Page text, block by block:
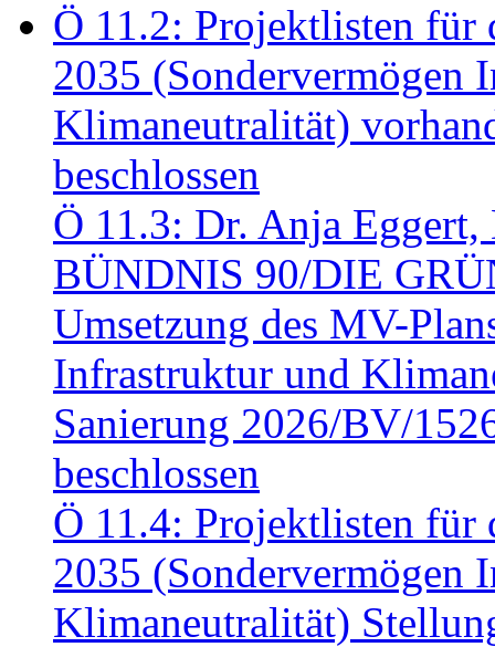
Ö 11.2: Projektlisten für
2035 (Sondervermögen
Klimaneutralität)
beschlossen
Ö 11.3: Dr. Anja
BÜNDNIS 90/DIE
Umsetzung des MV-
Infrastruktur und
Sanierung 2026/BV/
beschlossen
Ö 11.4: Projektlisten für
2035 (Sondervermögen
Klimaneutralität)